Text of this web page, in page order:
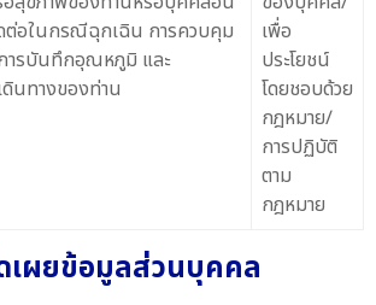
ต่อในกรณีฉุกเฉิน การควบคุม
ารบันทึกอุณหภูมิ และ
ดินทางของท่าน
เพื่อ
ประโยชน์
โดยชอบด้วย
กฎหมาย/
การปฏิบัติ
ตาม
กฎหมาย
เผยข้อมูลส่วนบุคคล